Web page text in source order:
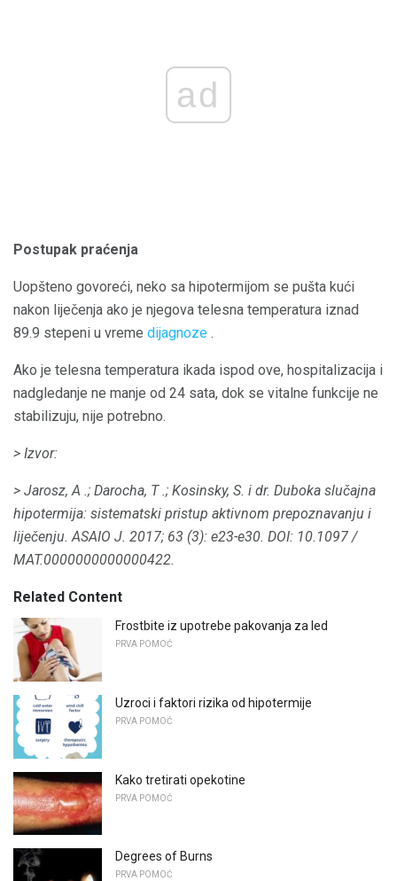
ad
Postupak praćenja
Uopšteno govoreći, neko sa hipotermijom se pušta kući
nakon liječenja ako je njegova telesna temperatura iznad
89.9 stepeni u vreme dijagnoze .
Ako je telesna temperatura ikada ispod ove, hospitalizacija i
nadgledanje ne manje od 24 sata, dok se vitalne funkcije ne
stabilizuju, nije potrebno.
> Izvor:
> Jarosz, A .; Darocha, T .; Kosinsky, S. i dr. Duboka slučajna
hipotermija: sistematski pristup aktivnom prepoznavanju i
liječenju. ASAIO J. 2017; 63 (3): e23-e30. DOI: 10.1097 /
MAT.0000000000000422.
Related Content
Frostbite iz upotrebe pakovanja za led
PRVA POMOĆ
Uzroci i faktori rizika od hipotermije
PRVA POMOĆ
Kako tretirati opekotine
PRVA POMOĆ
Degrees of Burns
PRVA POMOĆ